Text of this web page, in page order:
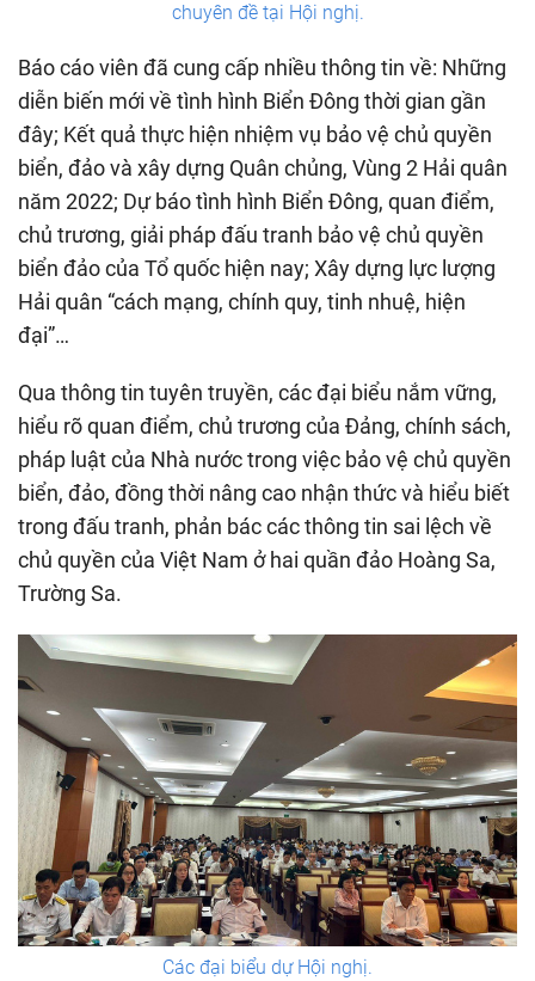
chuyên đề tại Hội nghị.
Báo cáo viên đã cung cấp nhiều thông tin về: Những
diễn biến mới về tình hình Biển Đông thời gian gần
đây; Kết quả thực hiện nhiệm vụ bảo vệ chủ quyền
biển, đảo và xây dựng Quân chủng, Vùng 2 Hải quân
năm 2022; Dự báo tình hình Biển Đông, quan điểm,
chủ trương, giải pháp đấu tranh bảo vệ chủ quyền
biển đảo của Tổ quốc hiện nay; Xây dựng lực lượng
Hải quân “cách mạng, chính quy, tinh nhuệ, hiện
đại”…
Qua thông tin tuyên truyền, các đại biểu nắm vững,
hiểu rõ quan điểm, chủ trương của Đảng, chính sách,
pháp luật của Nhà nước trong việc bảo vệ chủ quyền
biển, đảo, đồng thời nâng cao nhận thức và hiểu biết
trong đấu tranh, phản bác các thông tin sai lệch về
chủ quyền của Việt Nam ở hai quần đảo Hoàng Sa,
Trường Sa.
Các đại biểu dự Hội nghị.